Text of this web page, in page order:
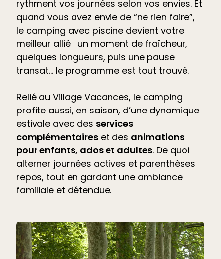
rythment vos journées selon vos envies. Et
quand vous avez envie de “ne rien faire”,
le camping avec piscine devient votre
meilleur allié : un moment de fraîcheur,
quelques longueurs, puis une pause
transat… le programme est tout trouvé.
Relié au Village Vacances, le camping
profite aussi, en saison, d’une dynamique
estivale avec des services
complémentaires et des animations
pour enfants, ados et adultes. De quoi
alterner journées actives et parenthèses
repos, tout en gardant une ambiance
familiale et détendue.